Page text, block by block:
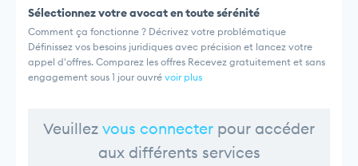
Sélectionnez votre avocat en toute sérénité
Comment ça fonctionne ? Décrivez votre problématique
Définissez vos besoins juridiques avec précision et lancez votre
appel d'offres. Comparez les offres Recevez gratuitement et sans
engagement sous 1 jour ouvré voir plus
Veuillez vous connecter pour accéder
aux différents services